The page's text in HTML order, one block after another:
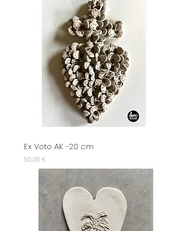
Ex Voto AK -20 cm
Prix
50,00 €